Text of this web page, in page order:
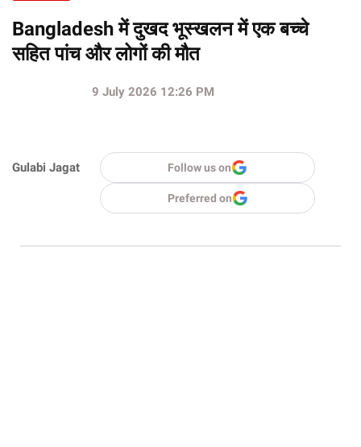
Bangladesh में दुखद भूस्खलन में एक बच्चे
सहित पांच और लोगों की मौत
Gulabi Jagat
9 July 2026 12:26 PM
Follow us on
Preferred on